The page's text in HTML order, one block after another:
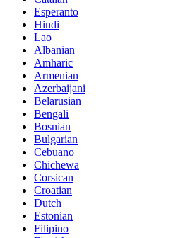
Esperanto
Hindi
Lao
Albanian
Amharic
Armenian
Azerbaijani
Belarusian
Bengali
Bosnian
Bulgarian
Cebuano
Chichewa
Corsican
Croatian
Dutch
Estonian
Filipino